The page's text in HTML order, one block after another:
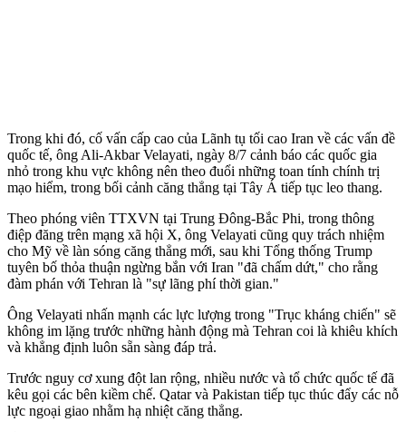
Trong khi đó, cố vấn cấp cao của Lãnh tụ tối cao Iran về các vấn đề
quốc tế, ông Ali-Akbar Velayati, ngày 8/7 cảnh báo các quốc gia
nhỏ trong khu vực không nên theo đuổi những toan tính chính trị
mạo hiểm, trong bối cảnh căng thẳng tại Tây Á tiếp tục leo thang.
Theo phóng viên TTXVN tại Trung Đông-Bắc Phi, trong thông
điệp đăng trên mạng xã hội X, ông Velayati cũng quy trách nhiệm
cho Mỹ về làn sóng căng thẳng mới, sau khi Tổng thống Trump
tuyên bố thỏa thuận ngừng bắn với Iran "đã chấm dứt," cho rằng
đàm phán với Tehran là "sự lãng phí thời gian."
Ông Velayati nhấn mạnh các lực lượng trong "Trục kháng chiến" sẽ
không im lặng trước những hành động mà Tehran coi là khiêu khích
và khẳng định luôn sẵn sàng đáp trả.
Trước nguy cơ xung đột lan rộng, nhiều nước và tổ chức quốc tế đã
kêu gọi các bên kiềm chế. Qatar và Pakistan tiếp tục thúc đẩy các nỗ
lực ngoại giao nhằm hạ nhiệt căng thẳng.